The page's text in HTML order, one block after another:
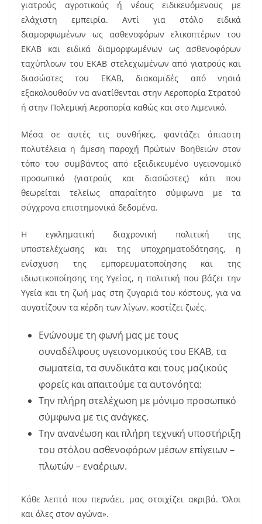
γιατρούς αγροτικούς ή νέους ειδικευόμενους με
ελάχιστη εμπειρία. Αντί για στόλο ειδικά
διαμορφωμένων ως ασθενοφόρων ελικοπτέρων του
ΕΚΑΒ και ειδικά διαμορφωμένων ως ασθενοφόρων
ταχύπλοων του ΕΚΑΒ στελεχωμένων από γιατρούς και
διασώστες του ΕΚΑΒ, διακομιδές από νησιά
εξακολουθούν να ανατίθενται στην Αεροπορία Στρατού
ή στην Πολεμική Αεροπορία καθώς και στο Λιμενικό.
Μέσα σε αυτές τις συνθήκες, φαντάζει άπιαστη
πολυτέλεια η άμεση παροχή Πρώτων Βοηθειών στον
τόπο του συμβάντος από εξειδικευμένο υγειονομικό
προσωπικό (γιατρούς και διασώστες) κάτι που
θεωρείται τελείως απαραίτητο σύμφωνα με τα
σύγχρονα επιστημονικά δεδομένα.
Η εγκληματική διαχρονική πολιτική της
υποστελέχωσης και της υποχρηματοδότησης, η
ενίσχυση της εμπορευματοποίησης και της
ιδιωτικοποίησης της Υγείας, η πολιτική που βάζει την
Υγεία και τη ζωή μας στη ζυγαριά του κόστους, για να
αυγατίζουν τα κέρδη των λίγων, κοστίζει ζωές.
Ενώνουμε τη φωνή μας με τους
συναδέλφους υγειονομικούς του ΕΚΑΒ, τα
σωματεία, τα συνδικάτα και τους μαζικούς
φορείς και απαιτούμε τα αυτονόητα:
Την πλήρη στελέχωση με μόνιμο προσωπικό
σύμφωνα με τις ανάγκες.
Την ανανέωση και πλήρη τεχνική υποστήριξη
του στόλου ασθενοφόρων μέσων επίγειων –
πλωτών – εναέριων.
Κάθε λεπτό που περνάει, μας στοιχίζει ακριβά. Όλοι
και όλες στον αγώνα».